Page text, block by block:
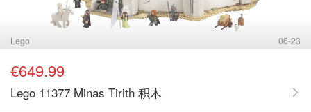
Lego 06-23
€649.99
Lego 11377 Minas Tirith 积木